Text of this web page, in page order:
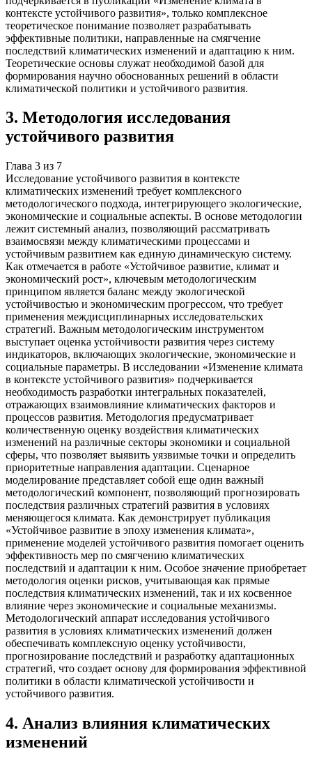
контексте устойчивого развития», только комплексное
теоретическое понимание позволяет разрабатывать
эффективные политики, направленные на смягчение
последствий климатических изменений и адаптацию к ним.
Теоретические основы служат необходимой базой для
формирования научно обоснованных решений в области
климатической политики и устойчивого развития.
3. Методология исследования
устойчивого развития
Глава 3 из 7
Исследование устойчивого развития в контексте
климатических изменений требует комплексного
методологического подхода, интегрирующего экологические,
экономические и социальные аспекты. В основе методологии
лежит системный анализ, позволяющий рассматривать
взаимосвязи между климатическими процессами и
устойчивым развитием как единую динамическую систему.
Как отмечается в работе «Устойчивое развитие, климат и
экономический рост», ключевым методологическим
принципом является баланс между экологической
устойчивостью и экономическим прогрессом, что требует
применения междисциплинарных исследовательских
стратегий. Важным методологическим инструментом
выступает оценка устойчивости развития через систему
индикаторов, включающих экологические, экономические и
социальные параметры. В исследовании «Изменение климата
в контексте устойчивого развития» подчеркивается
необходимость разработки интегральных показателей,
отражающих взаимовлияние климатических факторов и
процессов развития. Методология предусматривает
количественную оценку воздействия климатических
изменений на различные секторы экономики и социальной
сферы, что позволяет выявить уязвимые точки и определить
приоритетные направления адаптации. Сценарное
моделирование представляет собой еще один важный
методологический компонент, позволяющий прогнозировать
последствия различных стратегий развития в условиях
меняющегося климата. Как демонстрирует публикация
«Устойчивое развитие в эпоху изменения климата»,
применение моделей устойчивого развития помогает оценить
эффективность мер по смягчению климатических
последствий и адаптации к ним. Особое значение приобретает
методология оценки рисков, учитывающая как прямые
последствия климатических изменений, так и их косвенное
влияние через экономические и социальные механизмы.
Методологический аппарат исследования устойчивого
развития в условиях климатических изменений должен
обеспечивать комплексную оценку устойчивости,
прогнозирование последствий и разработку адаптационных
стратегий, что создает основу для формирования эффективной
политики в области климатической устойчивости и
устойчивого развития.
4. Анализ влияния климатических
изменений